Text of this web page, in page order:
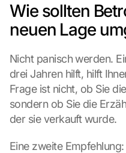
Wie sollten
neuen Lage
Nicht panisch werden.
drei Jahren hilft, hilft
Frage ist nicht, ob Sie
sondern ob Sie die
der sie verkauft wurde.
Eine zweite